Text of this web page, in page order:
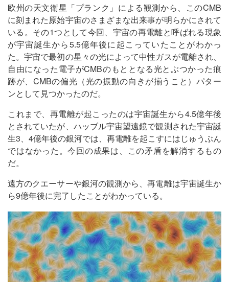
欧州の天文衛星「プランク」による観測から、このCMB
に刻まれた原始宇宙のさまざまな出来事が明らかにされて
いる。その1つとして今回、宇宙の再電離と呼ばれる現象
が宇宙誕生から5.5億年後に起こっていたことがわかっ
た。宇宙で最初の星々の光によって中性ガスが電離され、
自由になった電子がCMBのもととなる光とぶつかった痕
跡が、CMBの偏光（光の振動の向きが揃うこと）パター
ンとして見つかったのだ。
これまで、再電離が起こったのは宇宙誕生から4.5億年後
とされていたが、ハッブル宇宙望遠鏡で観測された宇宙誕
生3、4億年後の銀河では、再電離を起こすにはじゅうぶん
ではなかった。今回の成果は、この矛盾を解消するもの
だ。
遠方のクエーサーや銀河の観測から、再電離は宇宙誕生か
ら9億年後に完了したことがわかっている。